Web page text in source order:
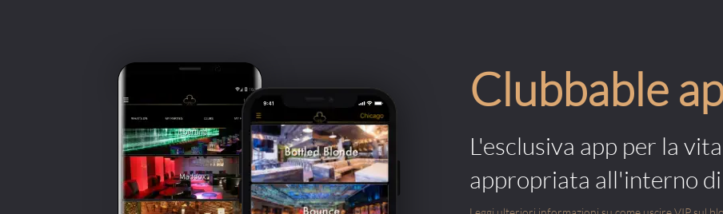
Clubbable
L'esclusiva app per la
appropriata all'interno